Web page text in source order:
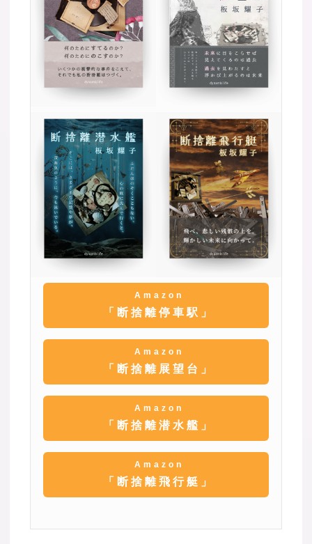
Amazon
「断捨離停車駅」
Amazon
「断捨離展望台」
Amazon
「断捨離潜水艦」
Amazon
「断捨離飛行艇」